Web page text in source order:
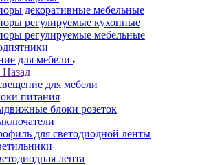
декоративные мебельные
регулируемые кухонные
регулируемые мебельные
для мебели
Назад
для мебели
питания
блоки розеток
для светодиодной ленты
лента